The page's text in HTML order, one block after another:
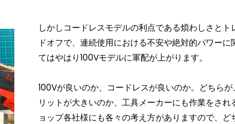
しかしコードレスモデルの利点である煩わしさとト
ドオフで、連続使用における不安や絶対的パワーに
てはやはり100Vモデルに軍配が上がります。
100Vが良いのか、コードレスが良いのか。どちらが
リットが大きいのか、工具メーカーにも作業をされ
ョップ各社様にも各々の考え方がありますので、ど